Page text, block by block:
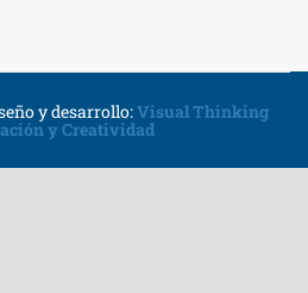
y desarrollo:Visual Thinking
y Creatividad